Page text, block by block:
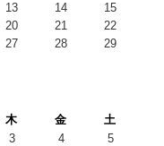
13 14
15
20 21
22
27 28
29
木 金
土
3 4
5